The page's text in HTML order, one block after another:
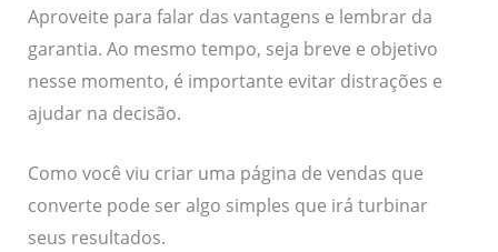
Aproveite para falar das vantagens e lembrar da
garantia. Ao mesmo tempo, seja breve e objetivo
nesse momento, é importante evitar distrações e
ajudar na decisão.
Como você viu criar uma página de vendas que
converte pode ser algo simples que irá turbinar
seus resultados.